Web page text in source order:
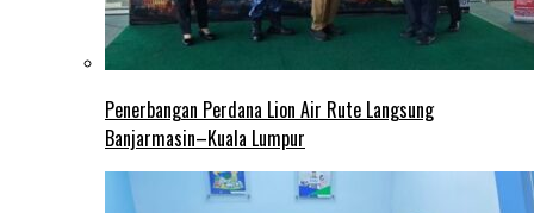
Penerbangan Perdana Lion Air Rute Langsung
Banjarmasin–Kuala Lumpur